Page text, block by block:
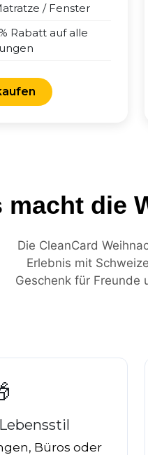
/ Fenster
Rabatt auf alle
macht die
Die CleanCard
Erlebnis mit
Geschenk für Freunde
Büros oder